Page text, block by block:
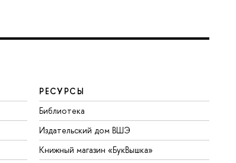
РЕСУРСЫ
Библиотека
Издательский дом ВШЭ
Книжный магазин «БукВышка»